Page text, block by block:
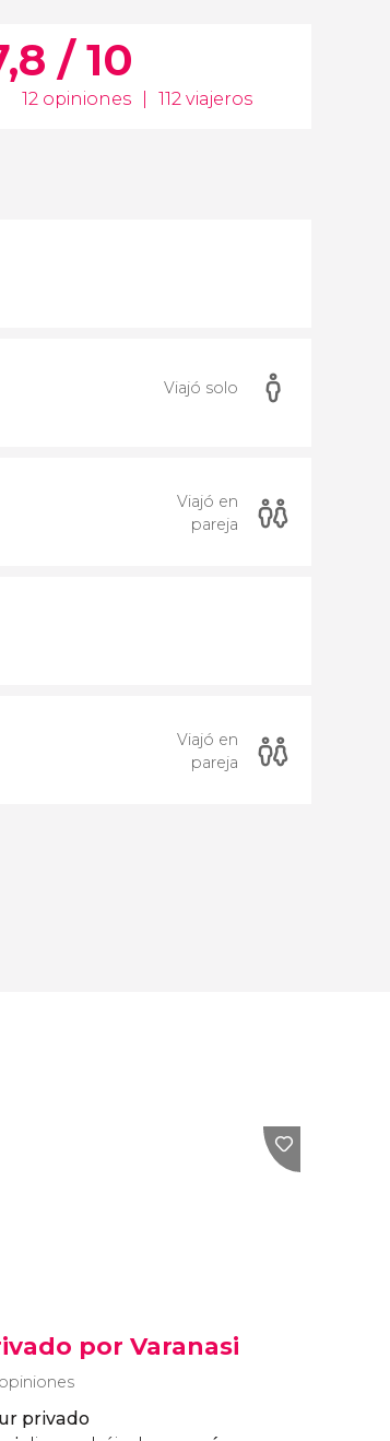
/ 10
12 opiniones 112 viajeros
Viajó solo
Viajó en
pareja
Viajó en
pareja
por Varanasi
opiniones
privado